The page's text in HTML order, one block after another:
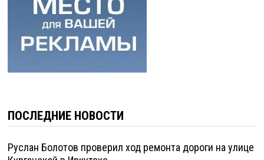
ПОСЛЕДНИЕ НОВОСТИ
Руслан Болотов проверил ход ремонта дороги на улице